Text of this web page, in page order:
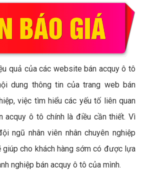
quả của các website bán acquy ô tô
dung thông tin của trang web bán
việc tìm hiểu các yếu tố liên quan
acquy ô tô chính là điều cần thiết. Vì
ngũ nhân viên nhân chuyên nghiệp
cho khách hàng sớm có được lựa
nghiệp bán acquy ô tô của mình.